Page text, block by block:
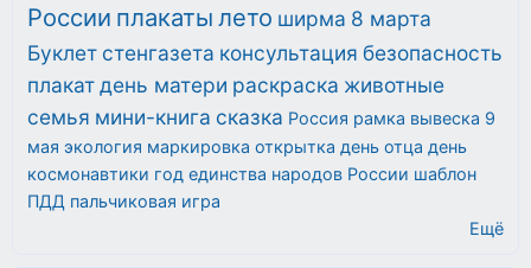
России плакаты лето ширма 8 марта
Буклет стенгазета консультация безопасность
плакатдень матери раскраска животные
семья мини-книга сказка Россия рамка вывеска 9
мая экология маркировка открытка день отца день
космонавтики год единства народов России шаблон
ПДД пальчиковая игра
Ещё